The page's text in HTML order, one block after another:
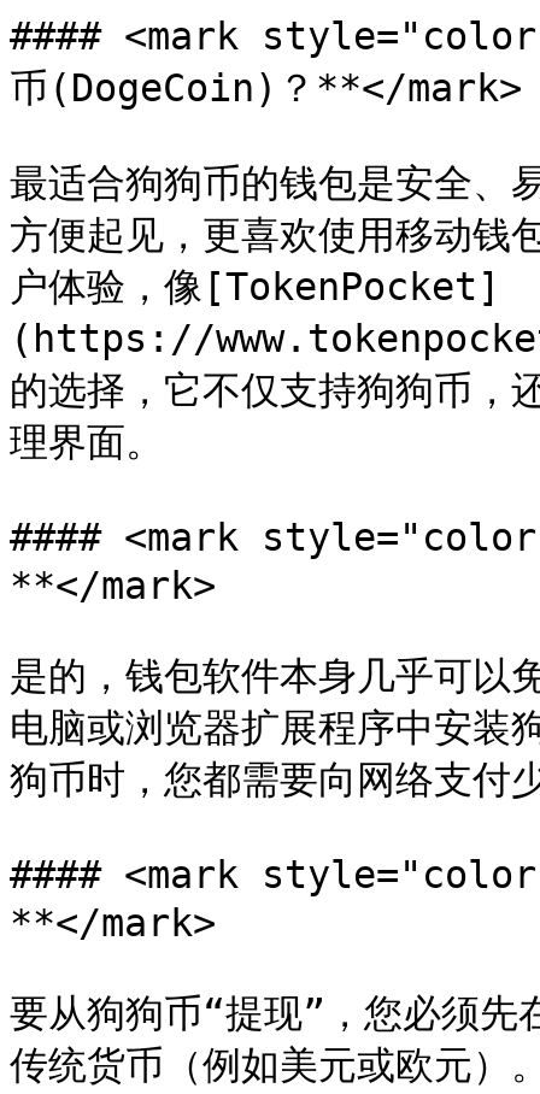
#### <mark
币(DogeCoin)？**</mark>
最适合狗狗币的钱包是安全、
方便起见，更喜欢使用移动钱
户体验，像[TokenPocket]
(https://
的选择，它不仅支持狗狗币，
理界面。
#### <mark
**</mark>
是的，钱包软件本身几乎可以
电脑或浏览器扩展程序中安装
狗币时，您都需要向网络支付
#### <mark
**</mark>
要从狗狗币“提现”，您必须先
传统货币（例如美元或欧元）